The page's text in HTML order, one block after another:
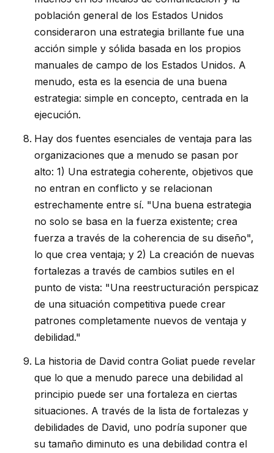
población general de los Estados Unidos
consideraron una estrategia brillante fue una
acción simple y sólida basada en los propios
manuales de campo de los Estados Unidos. A
menudo, esta es la esencia de una buena
estrategia: simple en concepto, centrada en la
ejecución.
Hay dos fuentes esenciales de ventaja para las
organizaciones que a menudo se pasan por
alto: 1) Una estrategia coherente, objetivos que
no entran en conflicto y se relacionan
estrechamente entre sí. "Una buena estrategia
no solo se basa en la fuerza existente; crea
fuerza a través de la coherencia de su diseño",
lo que crea ventaja; y 2) La creación de nuevas
fortalezas a través de cambios sutiles en el
punto de vista: "Una reestructuración perspicaz
de una situación competitiva puede crear
patrones completamente nuevos de ventaja y
debilidad."
La historia de David contra Goliat puede revelar
que lo que a menudo parece una debilidad al
principio puede ser una fortaleza en ciertas
situaciones. A través de la lista de fortalezas y
debilidades de David, uno podría suponer que
su tamaño diminuto es una debilidad contra el